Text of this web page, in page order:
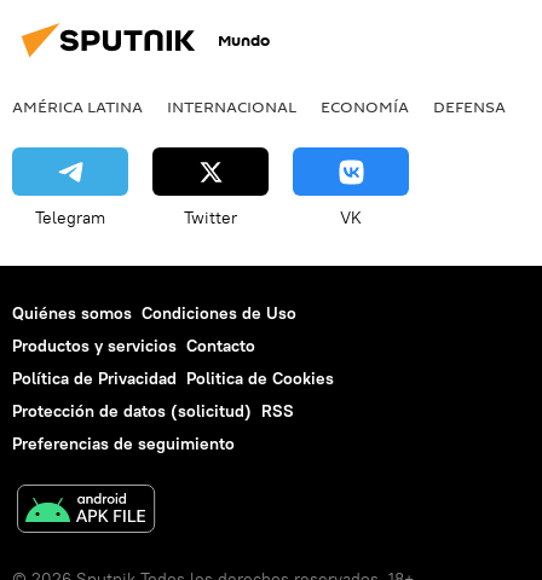
Mundo
AMÉRICA LATINA INTERNACIONAL ECONOMÍA DEFENSA
Telegram Twitter VK
Quiénes somos Condiciones de Uso
Productos y servicios Contacto
Política de Privacidad Politica de Cookies
Protección de datos (solicitud) RSS
Preferencias de seguimiento